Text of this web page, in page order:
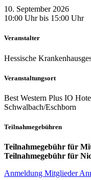
10. September 2026
10:00 Uhr bis 15:00 Uhr
Veranstalter
Hessische
Veranstaltungsort
Best Western Plus IO
Schwalbach/Eschborn
Teilnahmegebühren
Teilnahmegebühr für
Teilnahmegebühr für
Anmeldung Mitglieder